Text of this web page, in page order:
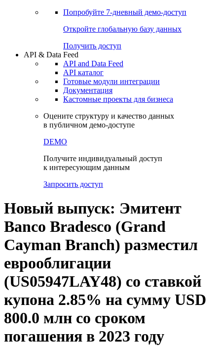
Попробуйте 7-дневный демо-доступ
Откройте глобальную базу данных
Получить доступ
API & Data Feed
API and Data Feed
API каталог
Готовые модули интеграции
Документация
Кастомные проекты для бизнеса
Оцените структуру и качество данных
в публичном демо-доступе
DEMO
Получите индивидуальный доступ
к интересующим данным
Запросить доступ
Новый выпуск: Эмитент
Banco Bradesco (Grand
Cayman Branch) разместил
еврооблигации
(US05947LAY48) со ставкой
купона 2.85% на сумму USD
800.0 млн со сроком
погашения в 2023 году